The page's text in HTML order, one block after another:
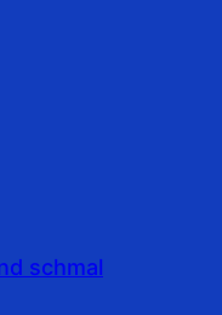
schmal